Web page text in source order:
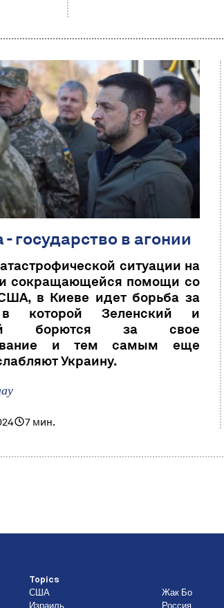
государство в агонии
ситуации на
сокращающейся помощи со
в Киеве идет борьба за
в которой Зеленский и
борются за свое
и тем самым еще
Украину.
7 мин.
Topics
США
Жак Бо
Израиль
Россия